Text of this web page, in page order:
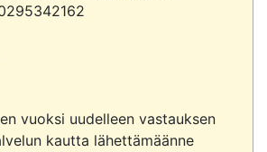
vuoksi uudelleen vastauksen
kautta lähettämäänne